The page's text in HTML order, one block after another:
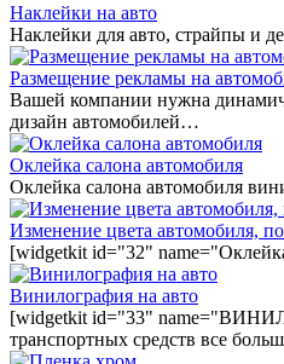
Наклейки на авто
Наклейки для авто, страйпы и
Размещение рекламы на
Вашей компании нужна
дизайн автомобилей…
Оклейка салона автомобиля
Оклейка салона автомобиля
Изменение цвета автомобиля,
[widgetkit id="32"
Винилография на авто
[widgetkit id="33"
транспортных средств все